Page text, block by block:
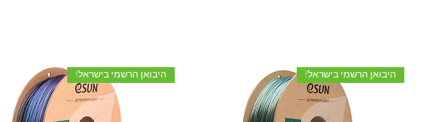
היבואן הרשמי בישראל! היבואן הרשמי בישראל!